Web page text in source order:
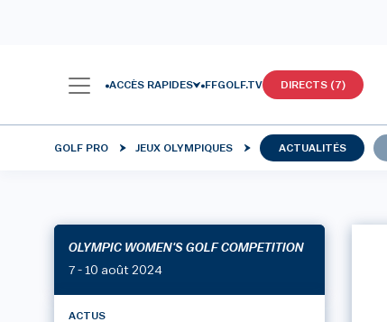
ACCÈS RAPIDES FFGOLF.TV DIRECTS (7)
GOLF PRO JEUX OLYMPIQUES ACTUALITÉS
OLYMPIC WOMEN'S GOLF COMPETITION
7 - 10 août 2024
ACTUS